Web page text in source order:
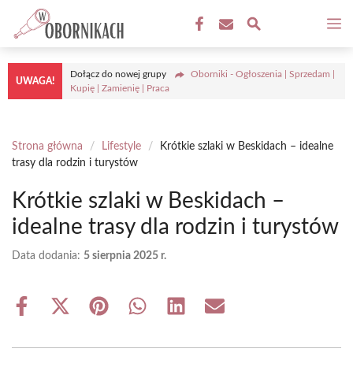
Przejdź
treści
UWAGA!
Dołącz do nowej grupy
Oborniki - Ogłoszenia | Sprzedam |
Kupię | Zamienię | Praca
Strona główna / Lifestyle /
Krótkie szlaki w Beskidach – idealne
trasy dla rodzin i turystów
Krótkie szlaki w Beskidach –
idealne trasy dla rodzin i turystów
Data dodania: 5 sierpnia 2025 r.
Share
Share
(Twitter)
Share Share Share Share